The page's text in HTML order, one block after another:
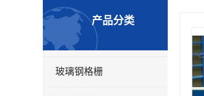
产品分类
玻璃钢格栅